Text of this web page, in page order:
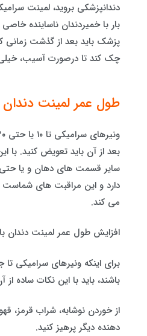
دندانپزشکی بروید، لمینت
بار با خمیردندان ناساینده
پزشک باید بعد از گذشت زمانی
چک کند تا درصورت آسیب، خیلی
طول عمر لمینت دندان
بعد از آن باید تعویض کنید. با
سایر قسمت های دهان و یا حتی
دارد و این مراقبت های شماست
می کند.
افزایش طول عمر لمینت دندان
برای اینکه ونیرهای سرامیکی‌
باشند، باید با این نکات ساده از
از خوردن نوشابه، شراب قرمز،
دهنده دیگر پرهیز کنید.